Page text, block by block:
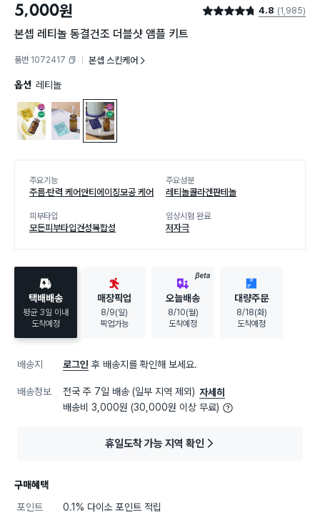
5,000원 별점 4.8점 4.8 (1,985)
본셉 레티놀 동결건조 더블샷 앰플 키트
품번 1072417
본셉 스킨케어
옵션 레티놀
디판테놀레티놀
주요기능
주름·탄력 케어안티에이징모공 케어
주요성분
레티놀콜라겐판테놀
피부타입
모든피부타입건성복합성
임상시험 완료
저자극
택배배송
평균 3일 이내
도착예정
매장픽업
8/9(일)
픽업가능
BETA
오늘배송
8/10(월)
도착예정
대량주문
8/18(화)
도착예정
배송지 로그인 후 배송지를 확인해 보세요.
배송정보 전국 주 7일 배송 (일부 지역 제외) 자세히
배송비 3,000원 (30,000원 이상 무료)
휴일도착 가능 지역 확인
구매혜택
포인트
0.1% 다이소 포인트 적립